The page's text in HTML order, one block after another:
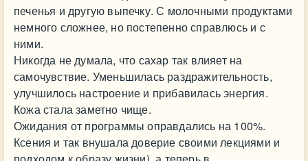
печенья и другую выпечку. С молочными продуктами
немного сложнее, но постепенно справлюсь и с
ними.
Никогда не думала, что сахар так влияет на
самочувствие. Уменьшилась раздражительность,
улучшилось настроение и прибавилась энергия.
Кожа стала заметно чище.
Ожидания от программы оправдались на 100%.
Ксения и так внушала доверие своими лекциями и